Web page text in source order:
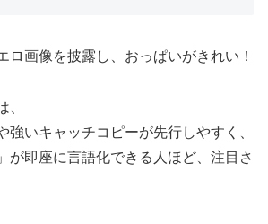
ロ画像を披露し、おっぱいがきれい！
、
強いキャッチコピーが先行しやすく、
が即座に言語化できる人ほど、注目さ